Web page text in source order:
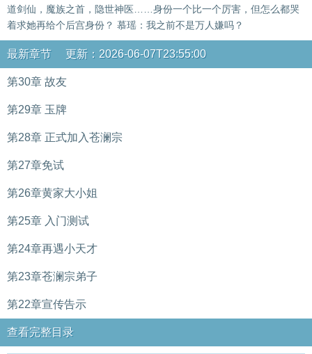
道剑仙，魔族之首，隐世神医……身份一个比一个厉害，但怎么都哭
着求她再给个后宫身份？ 慕瑶：我之前不是万人嫌吗？
最新章节 更新：2026-06-07T23:55:00
第30章 故友
第29章 玉牌
第28章 正式加入苍澜宗
第27章免试
第26章黄家大小姐
第25章 入门测试
第24章再遇小天才
第23章苍澜宗弟子
第22章宣传告示
查看完整目录